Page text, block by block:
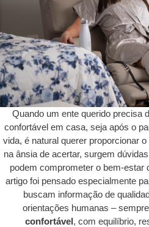
Quando um ente querido precisa
confortável em casa, seja após o
vida, é natural querer proporcionar
na ânsia de acertar, surgem
podem comprometer o bem-estar
artigo foi pensado especialmente
buscam informação de
orientações humanas –
confortável, com equilíbrio,